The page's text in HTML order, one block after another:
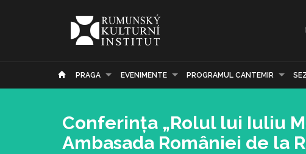
PRAGA EVENIMENTE PROGRAMUL CANTEMIR
Conferința „Rolul lui Iuliu
Ambasada României de la